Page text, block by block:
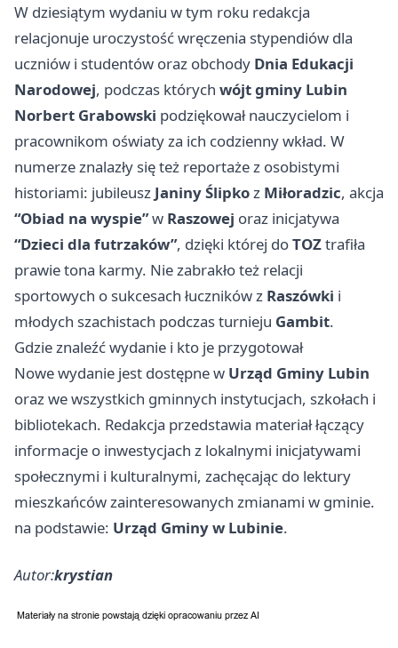
W dziesiątym wydaniu w tym roku redakcja
relacjonuje uroczystość wręczenia stypendiów dla
uczniów i studentów oraz obchody Dnia Edukacji
Narodowej, podczas których wójt gminy Lubin
Norbert Grabowski podziękował nauczycielom i
pracownikom oświaty za ich codzienny wkład. W
numerze znalazły się też reportaże z osobistymi
historiami: jubileusz Janiny Ślipko z Miłoradzic, akcja
“Obiad na wyspie”w Raszowej oraz inicjatywa
“Dzieci dla futrzaków”, dzięki której doTOZtrafiła
prawie tona karmy. Nie zabrakło też relacji
sportowych o sukcesach łuczników z Raszówki i
młodych szachistach podczas turnieju Gambit.
Gdzie znaleźć wydanie i kto je przygotował
Nowe wydanie jest dostępne w Urząd Gminy Lubin
oraz we wszystkich gminnych instytucjach, szkołach i
bibliotekach. Redakcja przedstawia materiał łączący
informacje o inwestycjach z lokalnymi inicjatywami
społecznymi i kulturalnymi, zachęcając do lektury
mieszkańców zainteresowanych zmianami w gminie.
na podstawie: Urząd Gminy w Lubinie.
Autor:krystian